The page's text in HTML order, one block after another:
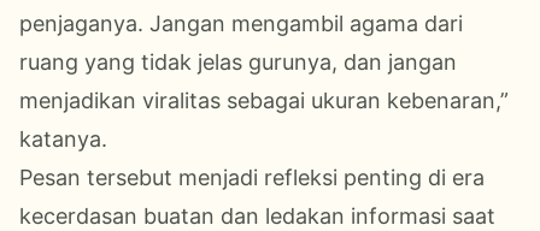
penjaganya. Jangan mengambil agama dari
ruang yang tidak jelas gurunya, dan jangan
menjadikan viralitas sebagai ukuran kebenaran,”
katanya.
Pesan tersebut menjadi refleksi penting di era
kecerdasan buatan dan ledakan informasi saat